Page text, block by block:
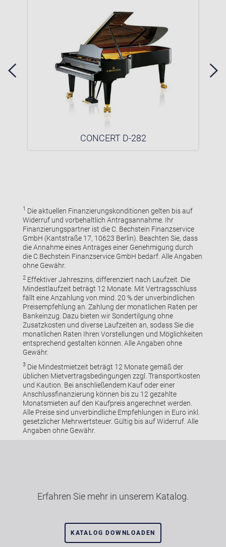
CONCERT D-282
1 Die aktuellen Finanzierungskonditionen gelten bis auf
Widerruf und vorbehaltlich Antragsannahme. Ihr
Finanzierungspartner ist die C. Bechstein Finanzservice
GmbH (Kantstraße 17, 10623 Berlin). Beachten Sie, dass
die Annahme eines Antrages einer Genehmigung durch
die C.Bechstein Finanzservice GmbH bedarf. Alle Angaben
ohne Gewähr.
2Effektiver Jahreszins, differenziert nach Laufzeit. Die
Mindestlaufzeit beträgt 12 Monate. Mit Vertragsschluss
fällt eine Anzahlung von mind. 20 % der unverbindlichen
Preisempfehlung an. Zahlung der monatlichen Raten per
Bankeinzug. Dazu bieten wir Sondertilgung ohne
Zusatzkosten und diverse Laufzeiten an, sodass Sie die
monatlichen Raten Ihren Vorstellungen und Möglichkeiten
entsprechend gestalten können. Alle Angaben ohne
Gewähr.
3Die Mindestmietzeit beträgt 12 Monate gemäß der
üblichen Mietvertragsbedingungen zzgl. Transportkosten
und Kaution. Bei anschließendem Kauf oder einer
Anschlussfinanzierung können bis zu 12 gezahlte
Monatsmieten auf den Kaufpreis angerechnet werden.
Alle Preise sind unverbindliche Empfehlungen in Euro inkl.
gesetzlicher Mehrwertsteuer. Gültig bis auf Widerruf. Alle
Angaben ohne Gewähr.
Erfahren Sie mehr in unserem Katalog.
KATALOG DOWNLOADEN